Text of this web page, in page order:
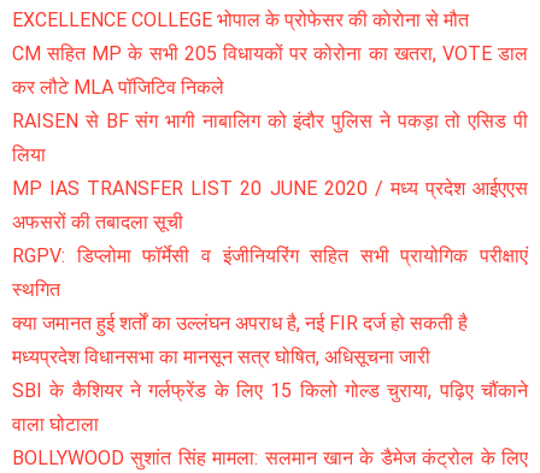
EXCELLENCE COLLEGE भोपाल के प्रोफेसर की काेराेना से मौत
CM सहित MP के सभी 205 विधायकों पर कोरोना का खतरा, VOTE डाल
कर लौटे MLA पॉजिटिव निकले
RAISEN से BF संग भागी नाबालिग को इंदौर पुलिस ने पकड़ा तो एसिड पी
लिया
MP IAS TRANSFER LIST 20 JUNE 2020 / मध्य प्रदेश आईएएस
अफसरों की तबादला सूची
RGPV: डिप्लोमा फॉर्मेसी व इंजीनियरिंग सहित सभी प्रायोगिक परीक्षाएं
स्थगित
क्या जमानत हुई शर्तों का उल्लंघन अपराध है, नई FIR दर्ज हो सकती है
मध्यप्रदेश विधानसभा का मानसून सत्र घोषित, अधिसूचना जारी
SBI के कैशियर ने गर्लफ्रेंड के लिए 15 किलो गोल्ड चुराया, पढ़िए चौंकाने
वाला घोटाला
BOLLYWOOD सुशांत सिंह मामला: सलमान खान के डैमेज कंट्रोल के लिए